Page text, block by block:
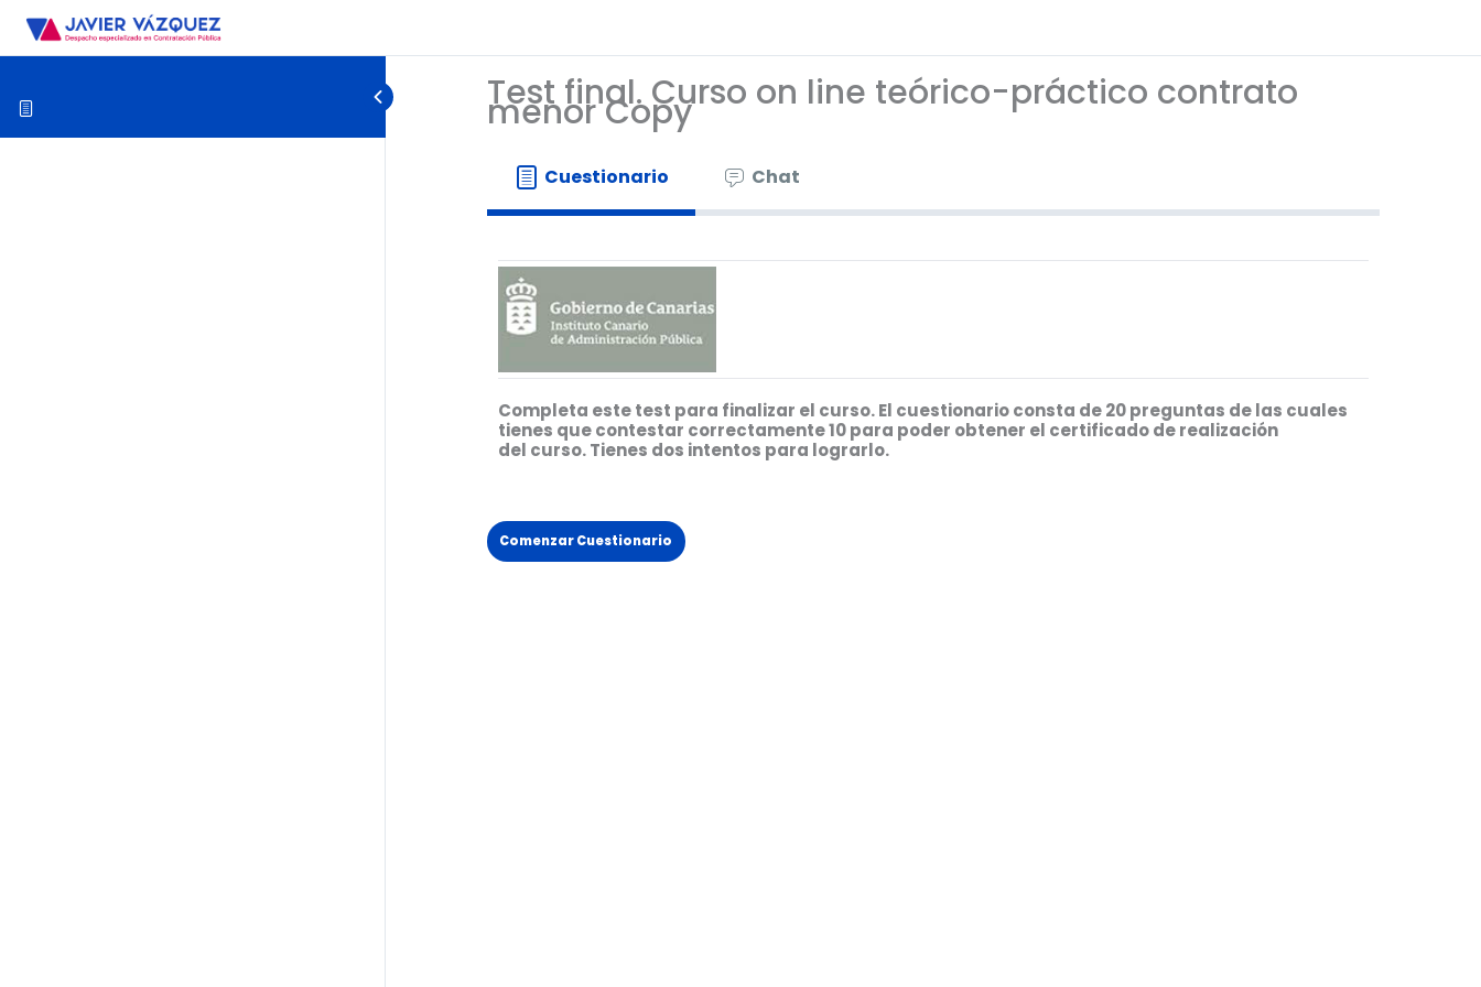
Test final. Curso on line teórico-práctico contrato
menor Copy
Cuestionario Chat
Completa este test para finalizar el curso. El cuestionario consta de 20 preguntas de las cuales
tienes que contestar correctamente 10 para poder obtener el certificado de realización
del curso.Tienes dos intentos para lograrlo.